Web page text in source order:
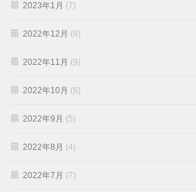
2023年1月 (7)
2022年12月 (8)
2022年11月 (9)
2022年10月 (6)
2022年9月 (5)
2022年8月 (4)
2022年7月 (7)